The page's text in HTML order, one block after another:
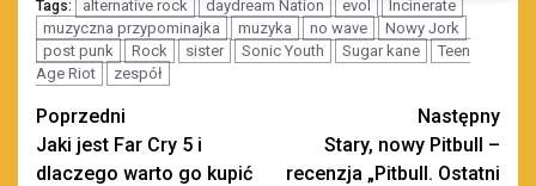
Tags: alternative rock daydream Nation evol
Incinerate
muzyczna przypominajka
muzyka no wave
Nowy Jork
post punk
Rock sister Sonic Youth Sugar kane
Teen
Age Riot
zespół
Zobacz
wpisy
Poprzedni
Jaki jest Far Cry 5 i
dlaczego warto go kupić
Następny
Stary, nowy Pitbull –
recenzja „Pitbull. Ostatni